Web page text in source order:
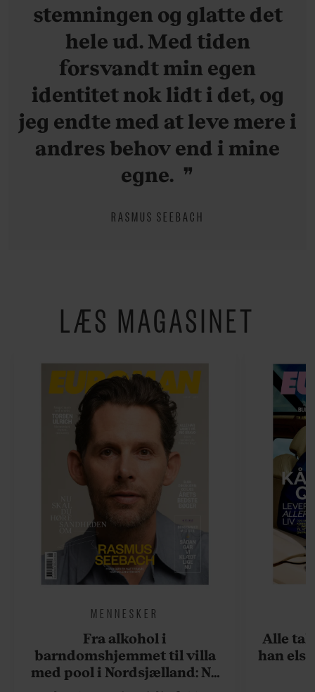
stemningen og glatte det
hele ud. Med tiden
forsvandt min egen
identitet nok lidt i det, og
jeg endte med at leve mere i
andres behov end i mine
egne.
RASMUS SEEBACH
LÆS MAGASINET
MENNESKER
Fra alkohol i
barndomshjemmet til villa
med pool i Nordsjælland: Nu
Alle
han